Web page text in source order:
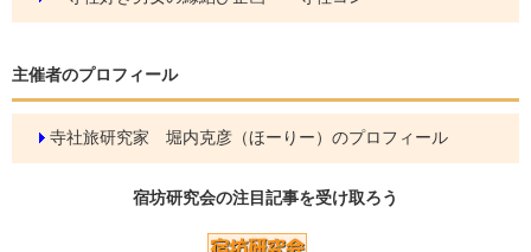
主催者のプロフィール
寺社旅研究家 堀内克彦（ほーりー）のプロフィール
宿坊研究会の注目記事を受け取ろう